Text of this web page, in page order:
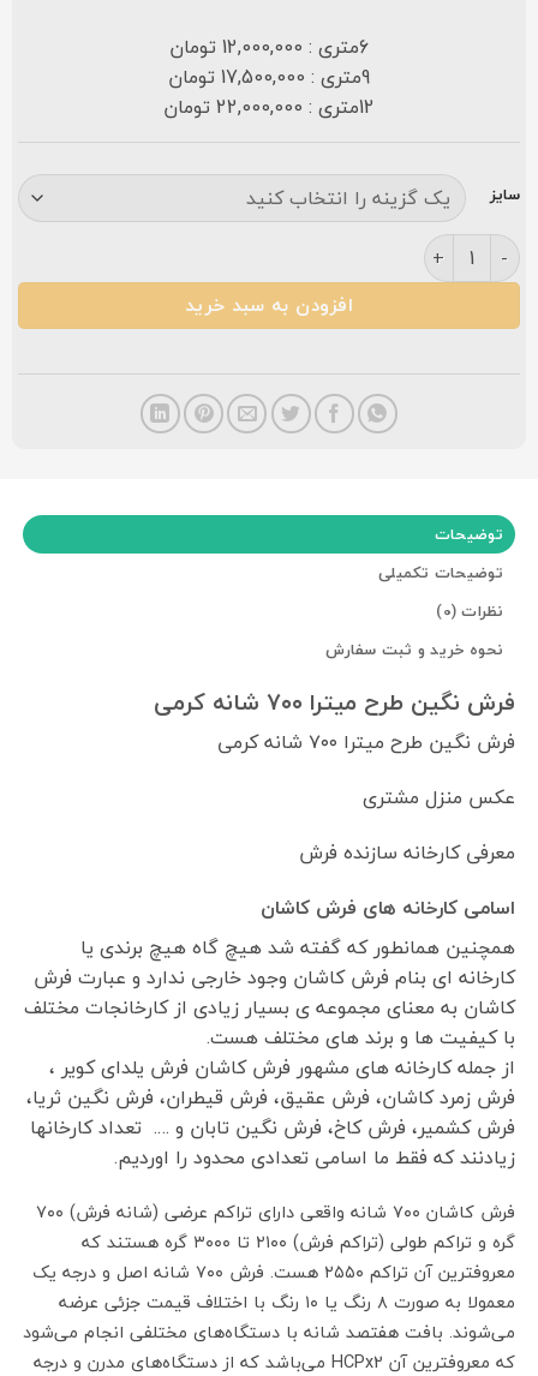
6متری : 12,000,000 تومان
9متری : 17,500,000 تومان
12متری : 22,000,000 تومان
سایز
فرش کاشان طرح میترا ۷۰۰ شانه کرمی عدد
افزودن به سبد خرید
توضیحات
توضیحات تکمیلی
نظرات (0)
نحوه خرید و ثبت سفارش
فرش نگین طرح میترا ۷۰۰ شانه کرمی
فرش نگین طرح میترا ۷۰۰ شانه کرمی
عکس منزل مشتری
معرفی کارخانه سازنده فرش
اسامی کارخانه های فرش کاشان
همچنین همانطور که گفته شد هیچ گاه هیچ برندی یا
کارخانه ای بنام فرش کاشان وجود خارجی ندارد و عبارت فرش
کاشان به معنای مجموعه ی بسیار زیادی از کارخانجات مختلف
با کیفیت ها و برند های مختلف هست.
از جمله کارخانه های مشهور فرش کاشان فرش یلدای کویر ،
فرش زمرد کاشان، فرش عقیق، فرش قیطران، فرش نگین ثریا،
فرش کشمیر، فرش کاخ، فرش نگین تابان و …. تعداد کارخانها
زیادنند که فقط ما اسامی تعدادی محدود را اوردیم.
فرش کاشان ۷۰۰ شانه واقعی دارای تراکم عرضی (شانه فرش) ۷۰۰
گره و تراکم طولی (تراکم فرش) ۲۱۰۰ تا ۳۰۰۰ گره هستند که
معروفترین آن تراکم ۲۵۵۰ هست. فرش ۷۰۰ شانه اصل و درجه یک
معمولا به صورت ۸ رنگ یا ۱۰ رنگ با اختلاف قیمت جزئی عرضه
می‌شوند. بافت هفتصد شانه با دستگاه‌های مختلفی انجام می‌شود
که معروفترین آن HCPx2 می‌باشد که از دستگاه‌های مدرن و درجه